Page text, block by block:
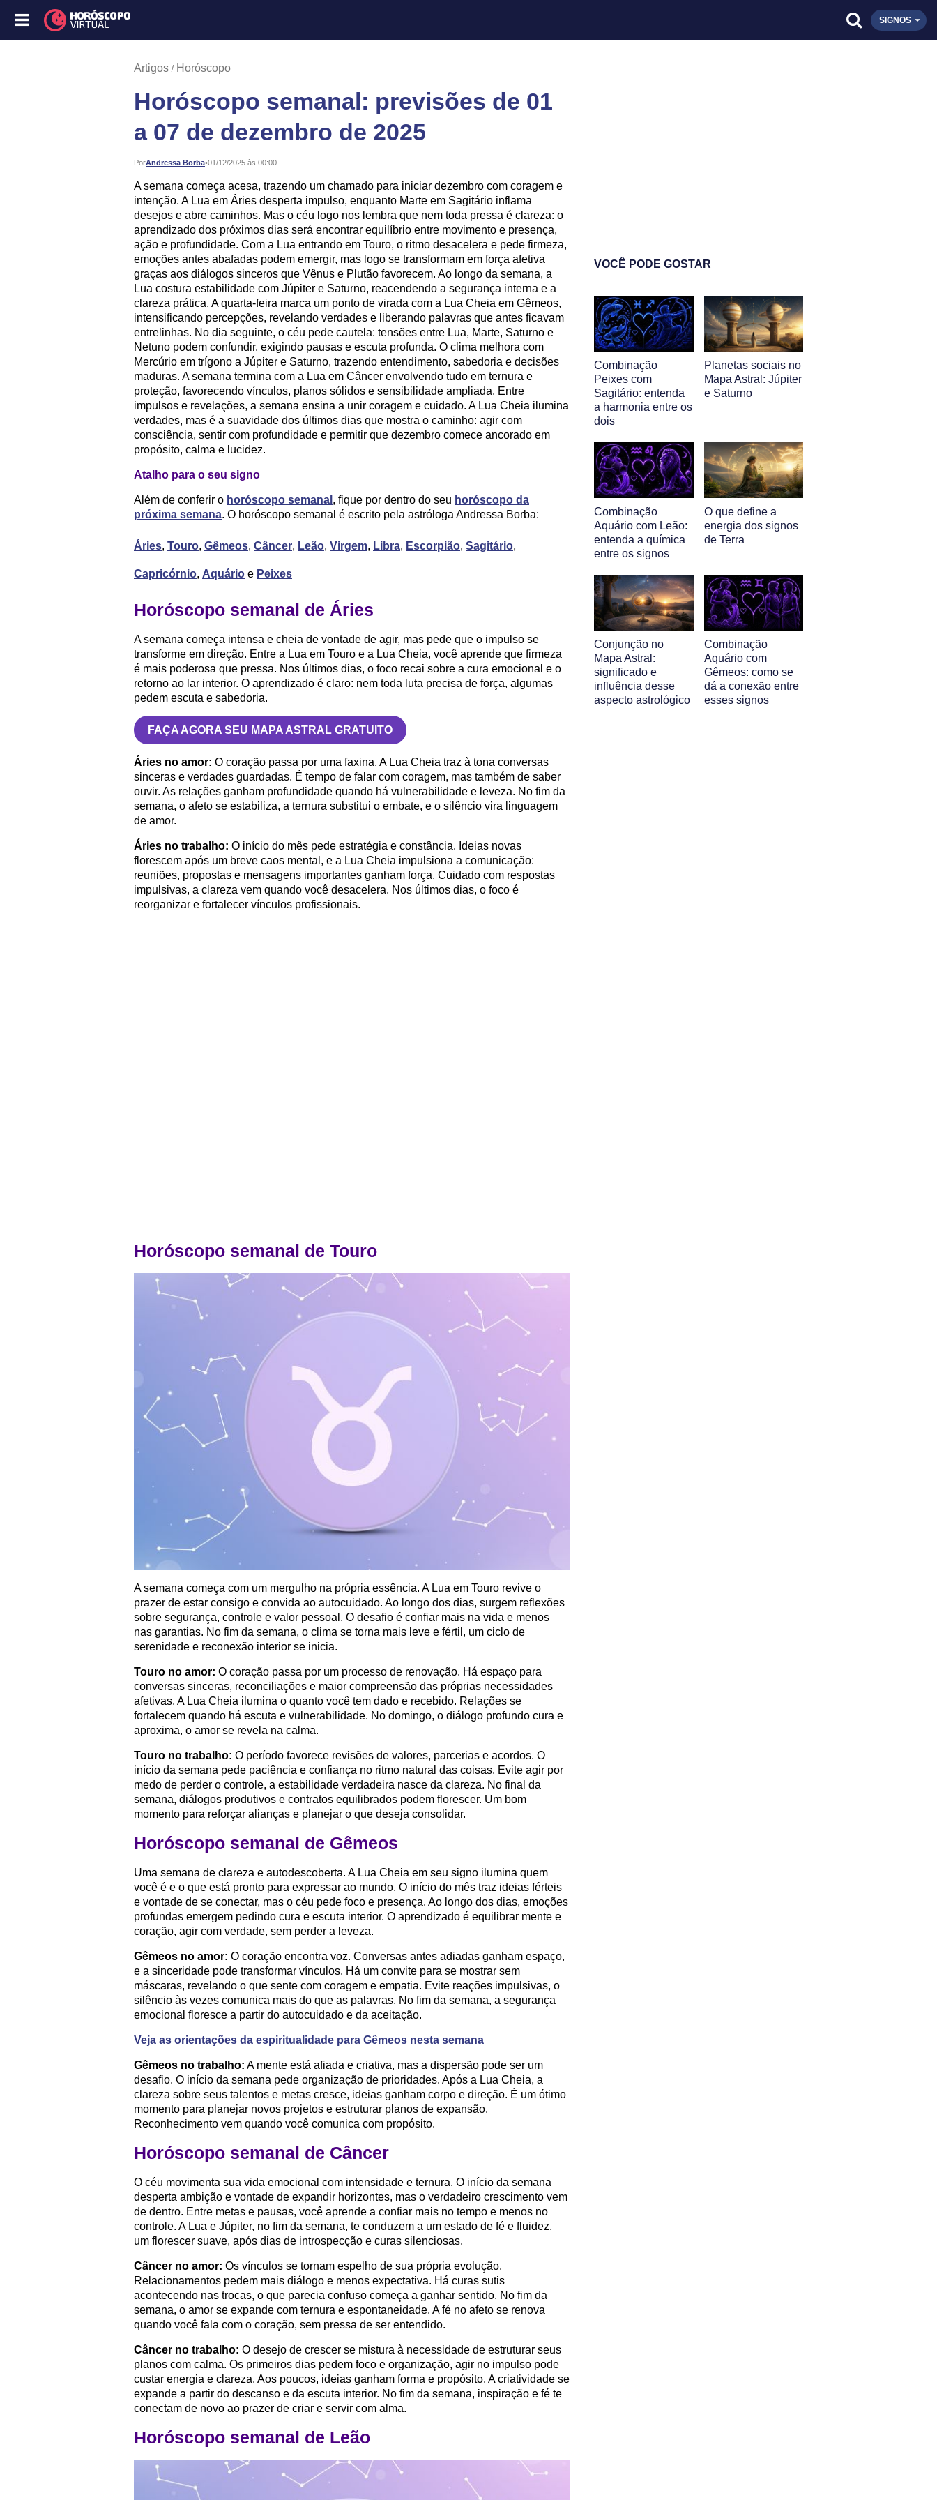
SIGNOS
Artigos Horóscopo
Horóscopo semanal: previsões de 01
a 07 de dezembro de 2025
PorAndressa Borba•
Publicado: 01/12/2025 às 00:00
A semana começa acesa, trazendo um chamado para iniciar dezembro com coragem e
intenção. A Lua em Áries desperta impulso, enquanto Marte em Sagitário inflama
desejos e abre caminhos. Mas o céu logo nos lembra que nem toda pressa é clareza: o
aprendizado dos próximos dias será encontrar equilíbrio entre movimento e presença,
ação e profundidade. Com a Lua entrando em Touro, o ritmo desacelera e pede firmeza,
emoções antes abafadas podem emergir, mas logo se transformam em força afetiva
graças aos diálogos sinceros que Vênus e Plutão favorecem. Ao longo da semana, a
Lua costura estabilidade com Júpiter e Saturno, reacendendo a segurança interna e a
clareza prática. A quarta-feira marca um ponto de virada com a Lua Cheia em Gêmeos,
intensificando percepções, revelando verdades e liberando palavras que antes ficavam
entrelinhas. No dia seguinte, o céu pede cautela: tensões entre Lua, Marte, Saturno e
Netuno podem confundir, exigindo pausas e escuta profunda. O clima melhora com
Mercúrio em trígono a Júpiter e Saturno, trazendo entendimento, sabedoria e decisões
maduras. A semana termina com a Lua em Câncer envolvendo tudo em ternura e
proteção, favorecendo vínculos, planos sólidos e sensibilidade ampliada. Entre
impulsos e revelações, a semana ensina a unir coragem e cuidado. A Lua Cheia ilumina
verdades, mas é a suavidade dos últimos dias que mostra o caminho: agir com
consciência, sentir com profundidade e permitir que dezembro comece ancorado em
propósito, calma e lucidez.
Atalho para o seu signo
Além de conferir o horóscopo semanal , fique por dentro do seu horóscopo da
próxima semana. O horóscopo semanal é escrito pela astróloga Andressa Borba:
Áries, Touro, Gêmeos, Câncer, Leão, Virgem, Libra, Escorpião, Sagitário,
Capricórnio, Aquário e Peixes
Horóscopo semanal de Áries
A semana começa intensa e cheia de vontade de agir, mas pede que o impulso se
transforme em direção. Entre a Lua em Touro e a Lua Cheia, você aprende que firmeza
é mais poderosa que pressa. Nos últimos dias, o foco recai sobre a cura emocional e o
retorno ao lar interior. O aprendizado é claro: nem toda luta precisa de força, algumas
pedem escuta e sabedoria.
FAÇA AGORA SEU MAPA ASTRAL GRATUITO
Áries no amor: O coração passa por uma faxina. A Lua Cheia traz à tona conversas
sinceras e verdades guardadas. É tempo de falar com coragem, mas também de saber
ouvir. As relações ganham profundidade quando há vulnerabilidade e leveza. No fim da
semana, o afeto se estabiliza, a ternura substitui o embate, e o silêncio vira linguagem
de amor.
Áries no trabalho: O início do mês pede estratégia e constância. Ideias novas
florescem após um breve caos mental, e a Lua Cheia impulsiona a comunicação:
reuniões, propostas e mensagens importantes ganham força. Cuidado com respostas
impulsivas, a clareza vem quando você desacelera. Nos últimos dias, o foco é
reorganizar e fortalecer vínculos profissionais.
Horóscopo semanal de Touro
A semana começa com um mergulho na própria essência. A Lua em Touro revive o
prazer de estar consigo e convida ao autocuidado. Ao longo dos dias, surgem reflexões
sobre segurança, controle e valor pessoal. O desafio é confiar mais na vida e menos
nas garantias. No fim da semana, o clima se torna mais leve e fértil, um ciclo de
serenidade e reconexão interior se inicia.
Touro no amor: O coração passa por um processo de renovação. Há espaço para
conversas sinceras, reconciliações e maior compreensão das próprias necessidades
afetivas. A Lua Cheia ilumina o quanto você tem dado e recebido. Relações se
fortalecem quando há escuta e vulnerabilidade. No domingo, o diálogo profundo cura e
aproxima, o amor se revela na calma.
Touro no trabalho: O período favorece revisões de valores, parcerias e acordos. O
início da semana pede paciência e confiança no ritmo natural das coisas. Evite agir por
medo de perder o controle, a estabilidade verdadeira nasce da clareza. No final da
semana, diálogos produtivos e contratos equilibrados podem florescer. Um bom
momento para reforçar alianças e planejar o que deseja consolidar.
Horóscopo semanal de Gêmeos
Uma semana de clareza e autodescoberta. A Lua Cheia em seu signo ilumina quem
você é e o que está pronto para expressar ao mundo. O início do mês traz ideias férteis
e vontade de se conectar, mas o céu pede foco e presença. Ao longo dos dias, emoções
profundas emergem pedindo cura e escuta interior. O aprendizado é equilibrar mente e
coração, agir com verdade, sem perder a leveza.
Gêmeos no amor: O coração encontra voz. Conversas antes adiadas ganham espaço,
e a sinceridade pode transformar vínculos. Há um convite para se mostrar sem
máscaras, revelando o que sente com coragem e empatia. Evite reações impulsivas, o
silêncio às vezes comunica mais do que as palavras. No fim da semana, a segurança
emocional floresce a partir do autocuidado e da aceitação.
Veja as orientações da espiritualidade para Gêmeos nesta semana
Gêmeos no trabalho: A mente está afiada e criativa, mas a dispersão pode ser um
desafio. O início da semana pede organização de prioridades. Após a Lua Cheia, a
clareza sobre seus talentos e metas cresce, ideias ganham corpo e direção. É um ótimo
momento para planejar novos projetos e estruturar planos de expansão.
Reconhecimento vem quando você comunica com propósito.
Horóscopo semanal de Câncer
O céu movimenta sua vida emocional com intensidade e ternura. O início da semana
desperta ambição e vontade de expandir horizontes, mas o verdadeiro crescimento vem
de dentro. Entre metas e pausas, você aprende a confiar mais no tempo e menos no
controle. A Lua e Júpiter, no fim da semana, te conduzem a um estado de fé e fluidez,
um florescer suave, após dias de introspecção e curas silenciosas.
Câncer no amor: Os vínculos se tornam espelho de sua própria evolução.
Relacionamentos pedem mais diálogo e menos expectativa. Há curas sutis
acontecendo nas trocas, o que parecia confuso começa a ganhar sentido. No fim da
semana, o amor se expande com ternura e espontaneidade. A fé no afeto se renova
quando você fala com o coração, sem pressa de ser entendido.
Câncer no trabalho: O desejo de crescer se mistura à necessidade de estruturar seus
planos com calma. Os primeiros dias pedem foco e organização, agir no impulso pode
custar energia e clareza. Aos poucos, ideias ganham forma e propósito. A criatividade se
expande a partir do descanso e da escuta interior. No fim da semana, inspiração e fé te
conectam de novo ao prazer de criar e servir com alma.
Horóscopo semanal de Leão
VOCÊ PODE GOSTAR
Combinação
Peixes com
Sagitário: entenda
a harmonia entre os
dois
Planetas sociais no
Mapa Astral: Júpiter
e Saturno
Combinação
Aquário com Leão:
entenda a química
entre os signos
O que define a
energia dos signos
de Terra
Conjunção no
Mapa Astral:
significado e
influência desse
aspecto astrológico
Combinação
Aquário com
Gêmeos: como se
dá a conexão entre
esses signos